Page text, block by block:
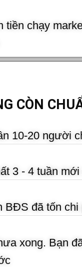
tiền chạy
CÒN
10-20 người
3 - 4 tuần mới
BĐS đã tốn chi
xong. Bạn